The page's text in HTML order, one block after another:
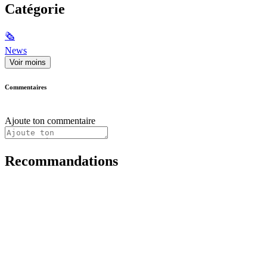
Catégorie
🗞
News
Voir moins
Commentaires
Ajoute ton commentaire
Recommandations